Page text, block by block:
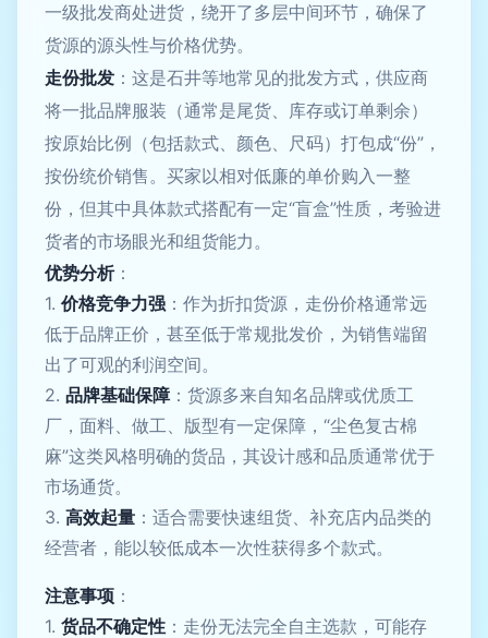
一级批发商处进货，绕开了多层中间环节，确保了
货源的源头性与价格优势。
走份批发 ：这是石井等地常见的批发方式，供应商
将一批品牌服装（通常是尾货、库存或订单剩余）
按原始比例（包括款式、颜色、尺码）打包成“份”，
按份统价销售。买家以相对低廉的单价购入一整
份，但其中具体款式搭配有一定“盲盒”性质，考验进
货者的市场眼光和组货能力。
优势分析：
1. 价格竞争力强 ：作为折扣货源，走份价格通常远
低于品牌正价，甚至低于常规批发价，为销售端留
出了可观的利润空间。
2. 品牌基础保障：货源多来自知名品牌或优质工
厂，面料、做工、版型有一定保障，“尘色复古棉
麻”这类风格明确的货品，其设计感和品质通常优于
市场通货。
3. 高效起量 ：适合需要快速组货、补充店内品类的
经营者，能以较低成本一次性获得多个款式。
注意事项 ：
1. 货品不确定性 ：走份无法完全自主选款，可能存